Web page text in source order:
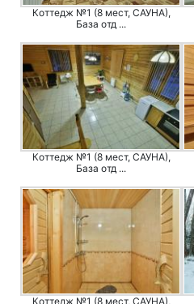
Коттедж №1 (8 мест, САУНА),
База отд ...
Коттедж №1 (8 мест, САУНА),
База отд ...
Коттедж №1 (8 мест, САУНА),